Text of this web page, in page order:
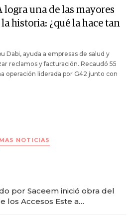
una de las mayores
historia: ¿qué la hace tan
Dabi, ayuda a empresas de salud y
reclamos y facturación. Recaudó 55
operación liderada por G42 junto con
MAS NOTICIAS
por Saceem inició obra del
los Accesos Este a